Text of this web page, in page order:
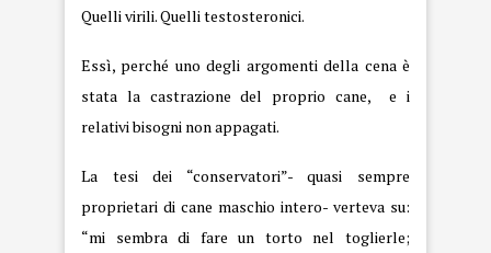
Quelli virili. Quelli testosteronici.
Essì, perché uno degli argomenti della cena è
stata la castrazione del proprio cane, e i
relativi bisogni non appagati.
La tesi dei “conservatori”- quasi sempre
proprietari di cane maschio intero- verteva su:
“mi sembra di fare un torto nel toglierle;